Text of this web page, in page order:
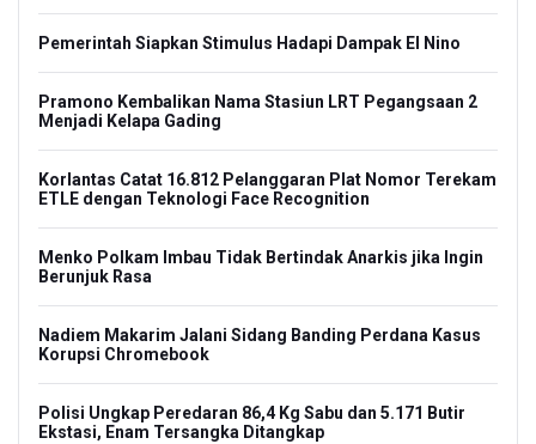
Pemerintah Siapkan Stimulus Hadapi Dampak El Nino
Pramono Kembalikan Nama Stasiun LRT Pegangsaan 2
Menjadi Kelapa Gading
Korlantas Catat 16.812 Pelanggaran Plat Nomor Terekam
ETLE dengan Teknologi Face Recognition
Menko Polkam Imbau Tidak Bertindak Anarkis jika Ingin
Berunjuk Rasa
Nadiem Makarim Jalani Sidang Banding Perdana Kasus
Korupsi Chromebook
Polisi Ungkap Peredaran 86,4 Kg Sabu dan 5.171 Butir
Ekstasi, Enam Tersangka Ditangkap